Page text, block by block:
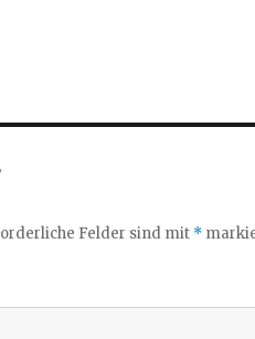
Felder sind mit *